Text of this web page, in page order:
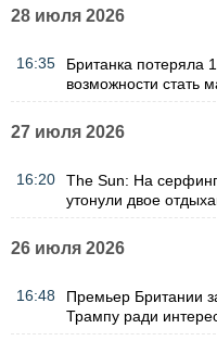
28 июля 2026
16:35
Британка потеряла
возможности стать
27 июля 2026
16:20
The Sun: На
утонули двое
26 июля 2026
16:48
Премьер Британии
Трампу ради